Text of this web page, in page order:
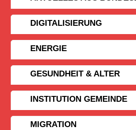
DIGITALISIERUNG
ENERGIE
GESUNDHEIT & ALTER
INSTITUTION GEMEINDE
MIGRATION